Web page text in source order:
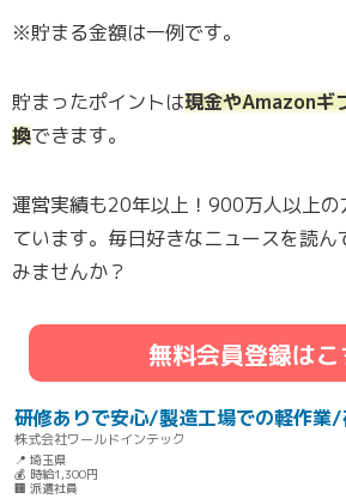
※貯まる金額は一例です。
貯まったポイントは現金やAmazonギ
換できます。
運営実績も20年以上！900万人以上の
ています。毎日好きなニュースを読
みませんか？
無料会員登録はこ
研修ありで安心/製造工場での軽作業
株式会社ワールドインテック
📍 埼玉県
💰 時給1,300円
🏢 派遣社員